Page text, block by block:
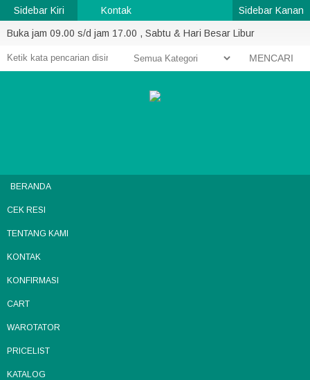
Buka jam 09.00 s/d jam 17.00 , Sabtu & Hari Besar Libur
MENCARI
BERANDA
CEK RESI
TENTANG KAMI
KONTAK
KONFIRMASI
CART
WAROTATOR
PRICELIST
KATALOG
Sidebar Kiri Kontak Sidebar Kanan